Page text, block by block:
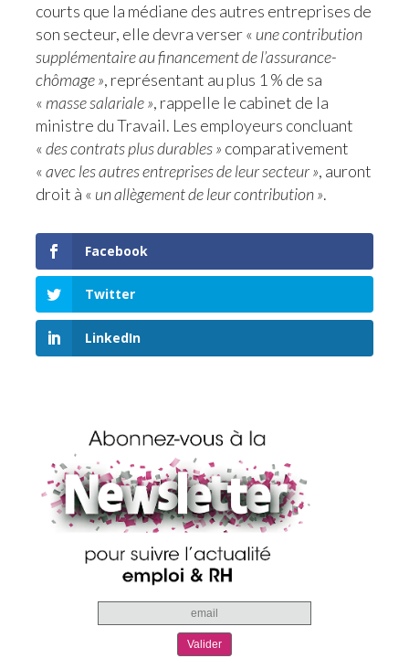
courts que la médiane des autres entreprises de
son secteur, elle devra verser « une contribution
supplémentaire au financement de l’assurance-
chômage », représentant au plus 1 % de sa
« masse salariale », rappelle le cabinet de la
ministre du Travail. Les employeurs concluant
«des contrats plus durables » comparativement
«avec les autres entreprises de leur secteur », auront
droit à « un allègement de leur contribution ».
Facebook
Twitter
LinkedIn